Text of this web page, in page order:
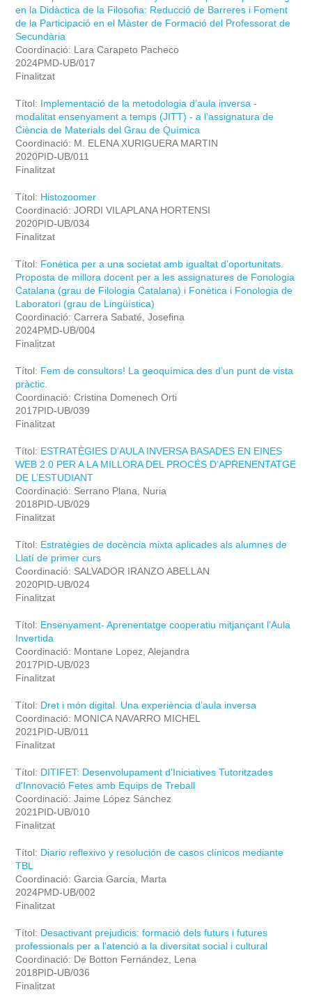
en la Didàctica de la Filosofia: Reducció de Barreres i Foment
de la Participació en el Màster de Formació del Professorat de
Secundària
Coordinació: Lara Carapeto Pacheco
2024PMD-UB/017
Finalitzat
Títol: Implementació de la metodologia d’aula inversa -
modalitat ensenyament a temps (JITT) - a l’assignatura de
Ciència de Materials del Grau de Química
Coordinació: M. ELENA XURIGUERA MARTIN
2020PID-UB/011
Finalitzat
Títol: Histozoomer
Coordinació: JORDI VILAPLANA HORTENSI
2020PID-UB/034
Finalitzat
Títol: Fonètica per a una societat amb igualtat d’oportunitats.
Proposta de millora docent per a les assignatures de Fonologia
Catalana (grau de Filologia Catalana) i Fonètica i Fonologia de
Laboratori (grau de Lingüística)
Coordinació: Carrera Sabaté, Josefina
2024PMD-UB/004
Finalitzat
Títol: Fem de consultors! La geoquímica des d’un punt de vista
pràctic.
Coordinació: Cristina Domenech Orti
2017PID-UB/039
Finalitzat
Títol: ESTRATÈGIES D’AULA INVERSA BASADES EN EINES
WEB 2.0 PER A LA MILLORA DEL PROCÉS D’APRENENTATGE
DE L’ESTUDIANT
Coordinació: Serrano Plana, Nuria
2018PID-UB/029
Finalitzat
Títol: Estratègies de docència mixta aplicades als alumnes de
Llatí de primer curs
Coordinació: SALVADOR IRANZO ABELLAN
2020PID-UB/024
Finalitzat
Títol: Ensenyament- Aprenentatge cooperatiu mitjançant l’Aula
Invertida
Coordinació: Montane Lopez, Alejandra
2017PID-UB/023
Finalitzat
Títol: Dret i món digital. Una experiència d’aula inversa
Coordinació: MONICA NAVARRO MICHEL
2021PID-UB/011
Finalitzat
Títol: DITIFET: Desenvolupament d'Iniciatives Tutoritzades
d'Innovació Fetes amb Equips de Treball
Coordinació: Jaime López Sánchez
2021PID-UB/010
Finalitzat
Títol: Diario reflexivo y resolución de casos clínicos mediante
TBL
Coordinació: Garcia Garcia, Marta
2024PMD-UB/002
Finalitzat
Títol: Desactivant prejudicis: formació dels futurs i futures
professionals per a l'atenció a la diversitat social i cultural
Coordinació: De Botton Fernández, Lena
2018PID-UB/036
Finalitzat